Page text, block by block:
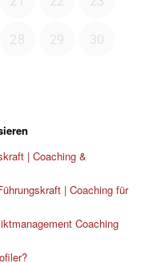
| Coaching &
| Coaching für
Coaching